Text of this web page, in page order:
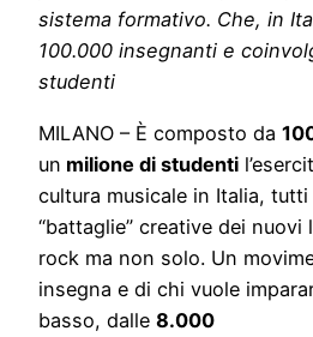
sistema formativo. Che, in
100.000 insegnanti e
studenti
MILANO – È composto da
un milione di studenti
cultura musicale in Italia,
“battaglie” creative dei
rock ma non solo. Un
insegna e di chi vuole
basso, dalle 8.000